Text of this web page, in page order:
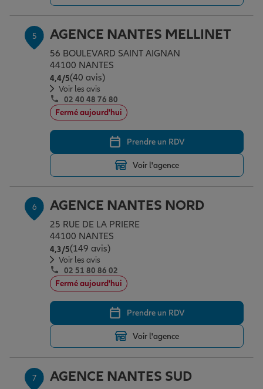
5 AGENCE NANTES MELLINET
56 BOULEVARD SAINT AIGNAN
44100 NANTES
4,4/5Note de 4.4 sur 5
(40 avis)
Voir les avis
02 40 48 76 80
Fermé aujourd'hui
Prendre un RDV
Voir l'agence
6 AGENCE NANTES NORD
25 RUE DE LA PRIERE
44100 NANTES
4,3/5Note de 4.3 sur 5
(149 avis)
Voir les avis
02 51 80 86 02
Fermé aujourd'hui
Prendre un RDV
Voir l'agence
7 AGENCE NANTES SUD